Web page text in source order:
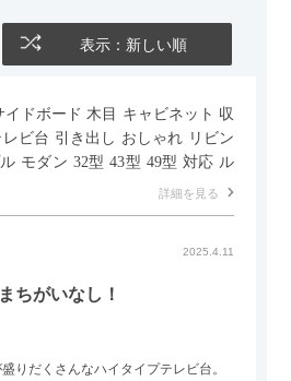
表示：新しい順
イドボード 木目 キャビネット 収
ビ台 引き出し おしゃれ リビン
モダン 32型 43型 49型 対応 ル
詳細を見る
2025.4.11
ちがいなし！
りだくさんなハイタイプテレビ台。